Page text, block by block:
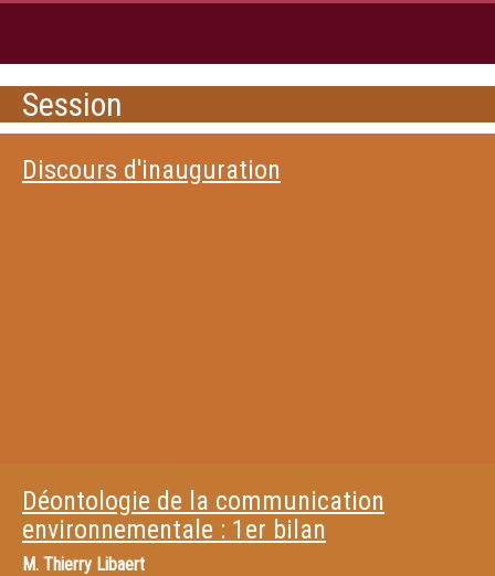
Session
Discours d'inauguration
Déontologie de la communication
environnementale : 1er bilan
M. Thierry Libaert